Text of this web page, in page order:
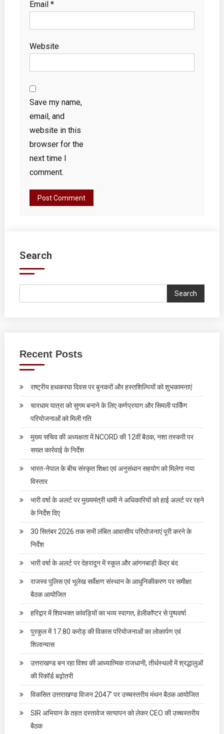
Email *
Website
Save my name,
email, and
website in this
browser for the
next time I
comment.
Search
Search
Recent Posts
राष्ट्रीय हथकरघा दिवस पर बुनकरों और हस्तशिल्पियों को शुभकामनाएं
चारधाम यात्रा को सुगम बनाने के लिए कर्णप्रयाग और सिमली पार्किंग
परियोजनाओं को मिली गति
मुख्य सचिव की अध्यक्षता में NCORD की 12वीं बैठक, नशा तस्करी पर
सख्त कार्रवाई के निर्देश
भारत-नेपाल के बीच संस्कृत शिक्षा एवं अनुसंधान सहयोग को मिलेगा नया
विस्तार
भारी वर्षा के अलर्ट पर मुख्यमंत्री धामी ने अधिकारियों को हाई अलर्ट पर रहने
के निर्देश दिए
30 सितंबर 2026 तक सभी लंबित आवासीय परियोजनाएं पूरी करने के
निर्देश
भारी वर्षा के अलर्ट पर देहरादून में स्कूल और आंगनबाड़ी केंद्र बंद
राजस्व पुलिस एवं भूलेख सर्वेक्षण संस्थान के आधुनिकीकरण पर समीक्षा
बैठक आयोजित
हरिद्वार में शिवभक्त कांवड़ियों का भव्य स्वागत, हेलीकॉप्टर से पुष्पवर्षा
पुरकुल में 17.80 करोड़ की विकास परियोजनाओं का लोकार्पण एवं
शिलान्यास
उत्तराखण्ड बन रहा विश्व की आध्यात्मिक राजधानी, तीर्थस्थलों में श्रद्धालुओं
की रिकॉर्ड बढ़ोतरी
विकसित उत्तराखण्ड विजन 2047’ पर उच्चस्तरीय मंथन बैठक आयोजित
SIR अभियान के तहत दस्तावेज सत्यापन को लेकर CEO की उच्चस्तरीय
बैठक